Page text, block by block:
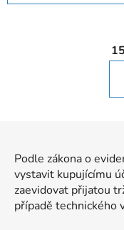
15
Podle zákona o
vystavit kupujícímu
zaevidovat přijatou
případě technického